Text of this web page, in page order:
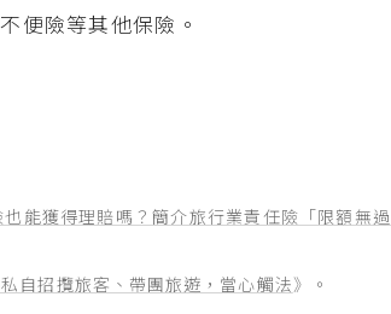
便險等其他保險。
能獲得理賠嗎？簡介旅行業責任險「限額無過
自招攬旅客、帶團旅遊，當心觸法》。